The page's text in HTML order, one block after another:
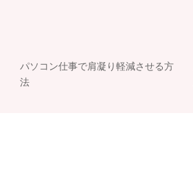
パソコン仕事で肩凝り軽減させる方
法